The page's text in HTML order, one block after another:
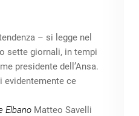
– si legge nel
sette giornali, in tempi
presidente dell’Ansa.
evidentemente ce
Elbano Matteo Savelli